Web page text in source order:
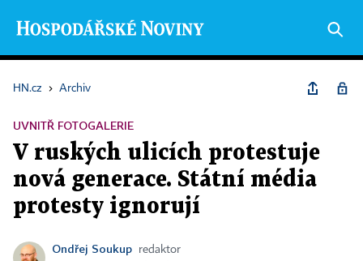
HN.cz › Archiv
UVNITŘ FOTOGALERIE
V ruských ulicích protestuje
nová generace. Státní média
protesty ignorují
Ondřej Soukup
redaktor